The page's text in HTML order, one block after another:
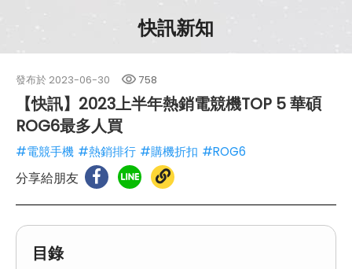
快訊新知
發布於 2023-06-30 758
【快訊】2023上半年熱銷電競機TOP 5 華碩
ROG6最多人買
#電競手機 #熱銷排行 #購機折扣 #ROG6
分享給朋友
目錄